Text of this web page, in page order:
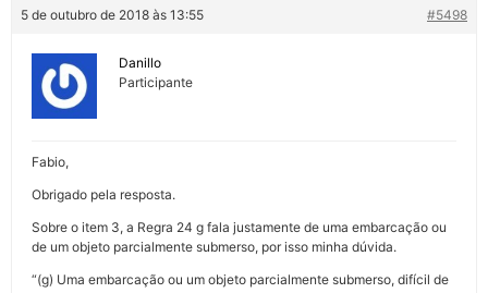
5 de outubro de 2018 às 13:55 #5498
Danillo
Participante
Fabio,
Obrigado pela resposta.
Sobre o item 3, a Regra 24 g fala justamente de uma embarcação ou
de um objeto parcialmente submerso, por isso minha dúvida.
“(g) Uma embarcação ou um objeto parcialmente submerso, difícil de